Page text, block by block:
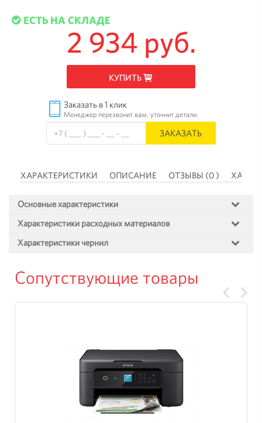
ЕСТЬ НА СКЛАДЕ
2 934 руб.
КУПИТЬ
Заказать в 1 клик
Менеджер перезвонит вам, уточнит детали.
ЗАКАЗАТЬ
ХАРАКТЕРИСТИКИ ОПИСАНИЕ ОТЗЫВЫ (0 )
Основные характеристики
Характеристики расходных материалов
Характеристики чернил
Сопутствующие товары